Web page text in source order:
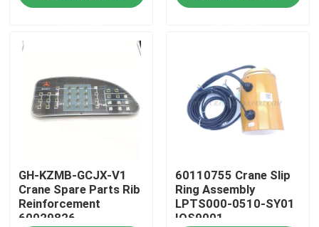
Contrôle de la qualité
nouvelles
GH-KZMB-GCJX-V1
Crane Spare Parts Rib
Reinforcement
60029826
60110755 Crane Slip
Ring Assembly
LPTS000-0510-SY01
IOS9001